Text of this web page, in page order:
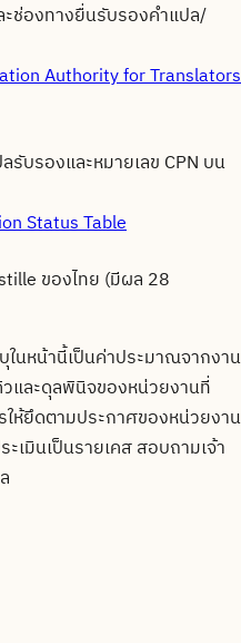
ช่องทางยื่นรับรองคำแปล/
Authority for Translators
บรองและหมายเลข CPN บน
Status Table
ของไทย (มีผล 28
ในหน้านี้เป็นค่าประมาณจากงาน
และดุลพินิจของหน่วยงานที่
ห้ยึดตามประกาศของหน่วยงาน
เมินเป็นรายเคส สอบถามเจ้า